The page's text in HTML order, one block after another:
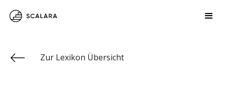
Zur Lexikon Übersicht